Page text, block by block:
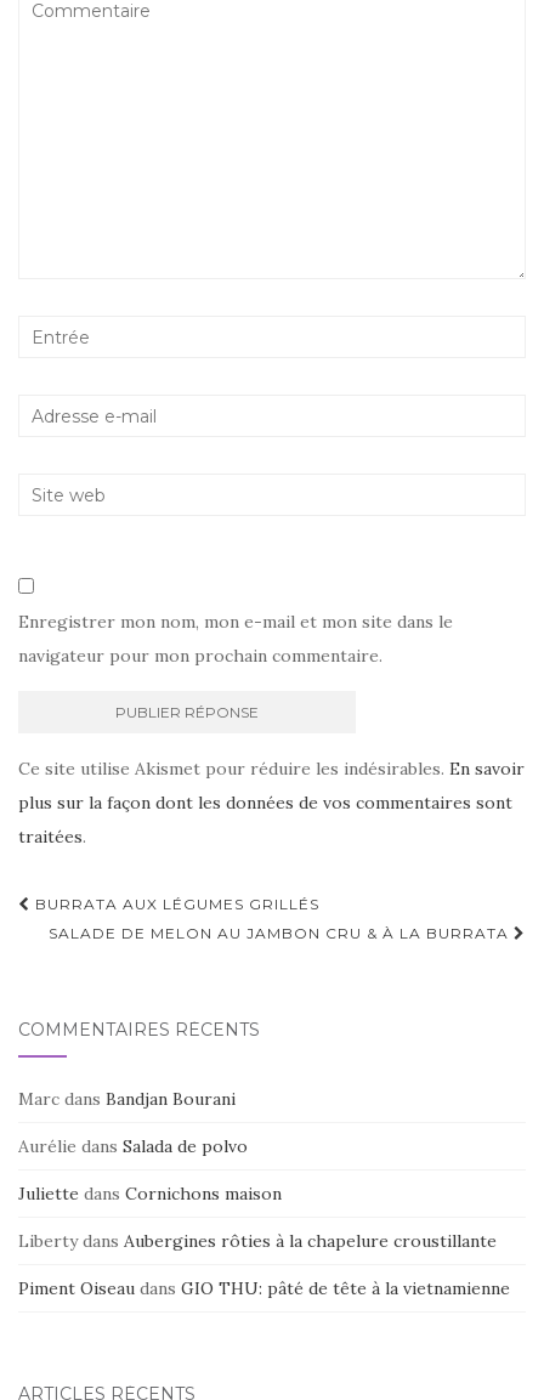
Enregistrer mon nom, mon e-mail et mon site dans le
navigateur pour mon prochain commentaire.
Ce site utilise Akismet pour réduire les indésirables. En savoir
plus sur la façon dont les données de vos commentaires sont
traitées.
Navigation
d'article
BURRATA AUX LÉGUMES GRILLÉS
SALADE DE MELON AU JAMBON CRU & À LA BURRATA
COMMENTAIRES RÉCENTS
Marc dans Bandjan Bourani
Aurélie dans Salada de polvo
Juliette dans Cornichons maison
Libertydans Aubergines rôties à la chapelure croustillante
Piment Oiseau dans GIO THU: pâté de tête à la vietnamienne
ARTICLES RÉCENTS